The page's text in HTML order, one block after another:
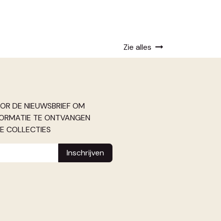
Zie alles
DE NIEUWSBRIEF OM
TE ONTVANGEN
COLLECTIES
Inschrijven